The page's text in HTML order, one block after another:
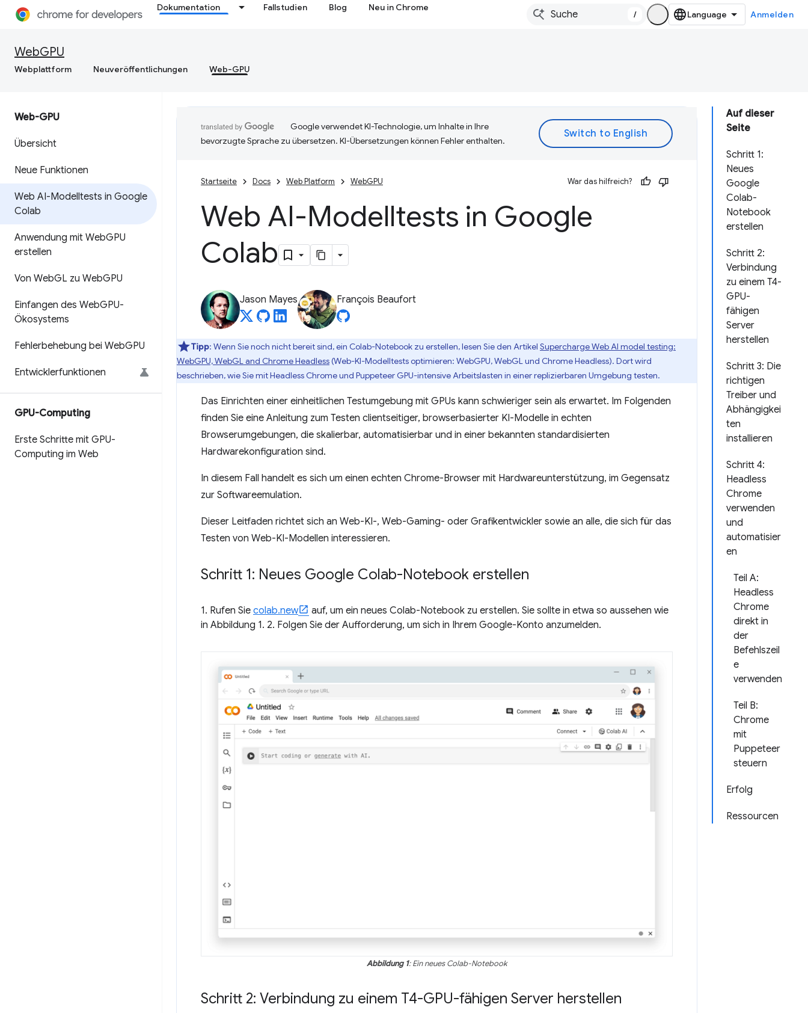
Dokumentation Fallstudien Blog Neu in Chrome
/ Anmelden
WebGPU
Webplattform Neuveröffentlichungen Web-GPU
Web-GPU
Übersicht
Neue Funktionen
Web AI-Modelltests in Google
Colab
Anwendung mit WebGPU
erstellen
Von WebGL zu WebGPU
Einfangen des WebGPU-
Ökosystems
Fehlerbehebung bei WebGPU
Entwicklerfunktionen
GPU-Computing
Erste Schritte mit GPU-
Computing im Web
Auf dieser
Seite
Schritt 1:
Neues
Google
Colab-
Notebook
erstellen
Schritt 2:
Verbindung
zu einem T4-
GPU-
fähigen
Server
herstellen
Schritt 3: Die
richtigen
Treiber und
Abhängigkei
ten
installieren
Schritt 4:
Headless
Chrome
verwenden
und
automatisier
en
Teil A:
Headless
Chrome
direkt in
der
Befehlszeil
e
verwenden
Teil B:
Chrome
mit
Puppeteer
steuern
Erfolg
Ressourcen
Google verwendet KI-Technologie, um Inhalte in Ihre
bevorzugte Sprache zu übersetzen. KI-Übersetzungen können Fehler enthalten.
Startseite Docs Web Platform WebGPU War das hilfreich?
Web AI-Modelltests in Google
Colab
Jason Mayes François Beaufort
Tipp: Wenn Sie noch nicht bereit sind, ein Colab-Notebook zu erstellen, lesen Sie den Artikel Supercharge Web AI model testing:
WebGPU, WebGL and Chrome Headless(Web-KI-Modelltests optimieren: WebGPU, WebGL und Chrome Headless). Dort wird
beschrieben, wie Sie mit Headless Chrome und Puppeteer GPU-intensive Arbeitslasten in einer replizierbaren Umgebung testen.
Das Einrichten einer einheitlichen Testumgebung mit GPUs kann schwieriger sein als erwartet. Im Folgenden
finden Sie eine Anleitung zum Testen clientseitiger, browserbasierter KI-Modelle in echten
Browserumgebungen, die skalierbar, automatisierbar und in einer bekannten standardisierten
Hardwarekonfiguration sind.
In diesem Fall handelt es sich um einen echten Chrome-Browser mit Hardwareunterstützung, im Gegensatz
zur Softwareemulation.
Dieser Leitfaden richtet sich an Web-KI-, Web-Gaming- oder Grafikentwickler sowie an alle, die sich für das
Testen von Web-KI-Modellen interessieren.
Schritt 1: Neues Google Colab-Notebook erstellen
1. Rufen Sie colab.new
auf, um ein neues Colab-Notebook zu erstellen. Sie sollte in etwa so aussehen wie
in Abbildung 1. 2. Folgen Sie der Aufforderung, um sich in Ihrem Google-Konto anzumelden.
Abbildung 1: Ein neues Colab-Notebook
Schritt 2: Verbindung zu einem T4-GPU-fähigen Server herstellen